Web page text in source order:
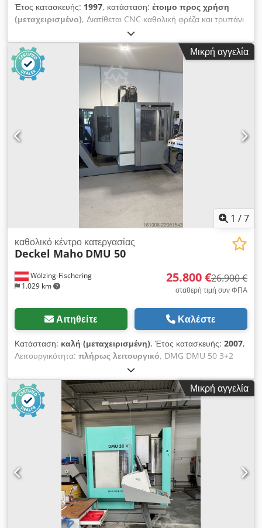
Έτος κατασκευής: 1997, κατάσταση: έτοιμο προς χρήση
(μεταχειρισμένο), Διατίθεται CNC καθολική φρέζα και τρυπάνι
Decke Maho. Διαδρομή X/Y/Z: 500mm/400mm/400mm,
ισχύς: 7kW/5kW, ροπή: 88Nm/63Nm, στροφές: 4500στρ/
λεπτό, υποδοχή εργαλείου: SK40, πρόωση: 5m/min, ταχεία:
5m/min, διάμετρος περιστρεφόμενου τραπεζιού: 700mm, μέγ.
ύψος κατεργαζόμενου τεμαχίου: 500mm, μέγ. φόρτιση
τραπεζιού: 200kg, διαστάσεις μηχανήματος X/Y/Z: περ.
3200mm/1650mm/2550mm, βάρος: περ. 2600kg, έλεγχος:
Heidenhain TNC 124. Διατίθεται τεκμηρίωση. Δυνατή η
επιτόπια επίσκεψη. Djdpfx Aaeyddyujhjck
Μικρή αγγελία
1 /7
Wölzing-Fischering
1.029 km
καθολικό κέντρο κατεργασίας
Deckel Maho DMU 50
25.800 €26.900 €
σταθερή τιμή συν ΦΠΑ
Αιτηθείτε Καλέστε
Κατάσταση: καλή (μεταχειρισμένη), Έτος κατασκευής: 2007,
Λειτουργικότητα: πλήρως λειτουργικό, DMG DMU 50 3+2
άξονες ΑΤΡΑΚΤΟΣ ανακατασκευασμένος, ημερομηνία: 01/2026
Σύστημα ελέγχου Heidenhain iTNC 530 Ώρες λειτουργίας:
11.275 ώρες προγράμματος Dcjdpfjza T A Dex Aahek
Διαδρομή άξονα x: 500 mm Διαδρομή άξονα y: 450 mm
Διαδρομή άξονα z: 400 mm Σύστημα ελέγχου iTNC 530
Heidenhain Εύρος ταχύτητας – κύριος άξονας: 20 - 10.000
σ.λ.μ. Σύστημα συγκράτησης εργαλείων SK 40 DIN 69871
Επιφάνεια συγκράτησης τραπεζιού: 700 x 500 mm Μέγιστο
φορτίο τραπεζιού: 500 kg Τυποποιημένες αυλακώσεις: 7 x 14 x
63 mm Αριθμός θέσεων εργαλείων: 30 Μέγιστο βάρος
εργαλείου: 6 kg Γρήγορη κίνηση: 24 m/min Δύναμη
τροφοδοσίας: 4,5 kN Ταχύτητα τροφοδοσίας: 1 - 24.000
mm/min Συνολική απαιτούμενη ισχύς: 26 kVA Βάρος
Μικρή αγγελία